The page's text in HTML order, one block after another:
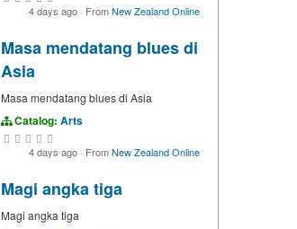
4 days ago · FromNew Zealand Online
Masa mendatang blues di
Asia
Masa mendatang blues di Asia
Catalog: Arts
4 days ago · FromNew Zealand Online
Magi angka tiga
Magi angka tiga